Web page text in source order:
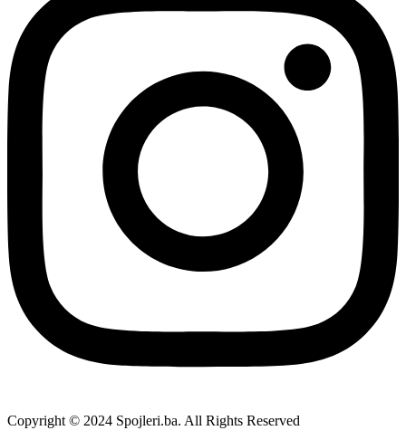
Copyright © 2024 Spojleri.ba. All Rights Reserved